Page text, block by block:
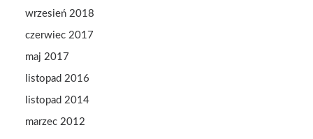
wrzesień 2018
czerwiec 2017
maj 2017
listopad 2016
listopad 2014
marzec 2012